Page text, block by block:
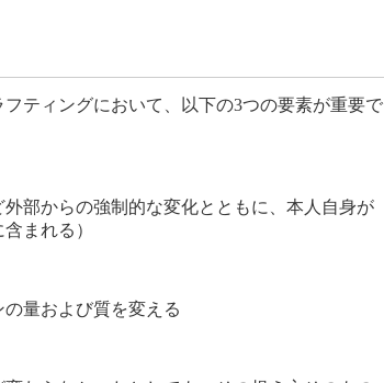
ティングにおいて、以下の3つの要素が重要で
部からの強制的な変化とともに、本人自身が
まれる）
量および質を変える